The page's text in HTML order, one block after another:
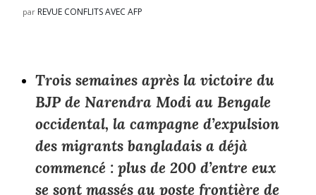
par REVUE CONFLITS AVEC AFP
Trois semaines après la victoire du
BJP de Narendra Modi au Bengale
occidental, la campagne d’expulsion
des migrants bangladais a déjà
commencé : plus de 200 d’entre eux
se sont massés au poste frontière de